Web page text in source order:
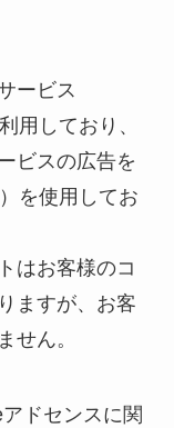
ービス
用しており、
ビスの広告を
を使用してお
はお客様のコ
ますが、お客
せん。
ドセンスに関